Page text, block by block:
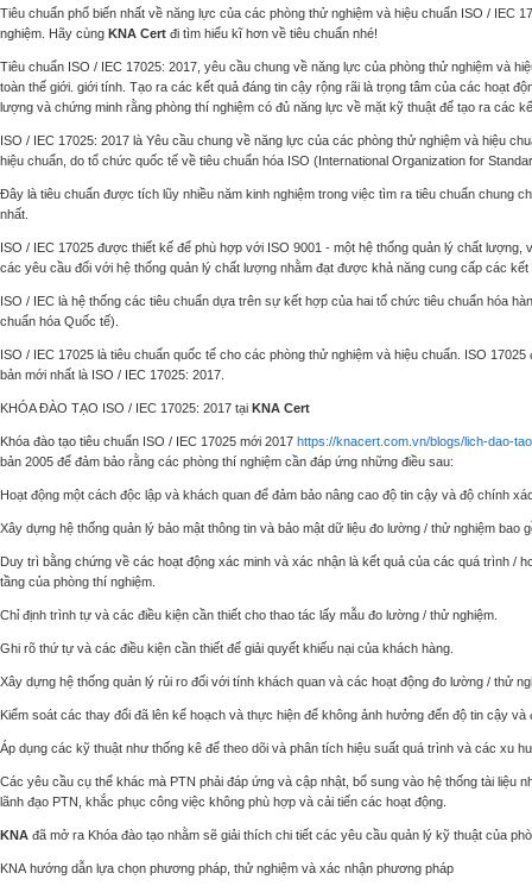
Tiêu chuẩn phổ biến nhất về năng lực của các phòng thử nghiệm và hiệu chuẩn ISO /
nghiệm. Hãy cùng KNA Cert đi tìm hiểu kĩ hơn về tiêu chuẩn nhé!
Tiêu chuẩn ISO / IEC 17025: 2017, yêu cầu chung về năng lực của phòng thử nghiệm và
toàn thế giới. giới tính. Tạo ra các kết quả đáng tin cậy rộng rãi là trọng tâm của các hoạt
lượng và chứng minh rằng phòng thí nghiệm có đủ năng lực về mặt kỹ thuật để tạo ra các
ISO / IEC 17025: 2017 là Yêu cầu chung về năng lực của các phòng thử nghiệm và hiệu
hiệu chuẩn, do tổ chức quốc tế về tiêu chuẩn hóa ISO (International Organization for
Đây là tiêu chuẩn được tích lũy nhiều năm kinh nghiệm trong việc tìm ra tiêu chuẩn chung
nhất.
ISO / IEC 17025 được thiết kế để phù hợp với ISO 9001 - một hệ thống quản lý chất
các yêu cầu đối với hệ thống quản lý chất lượng nhằm đạt được khả năng cung cấp các
ISO / IEC là hệ thống các tiêu chuẩn dựa trên sự kết hợp của hai tổ chức tiêu chuẩn hóa
chuẩn hóa Quốc tế).
ISO / IEC 17025 là tiêu chuẩn quốc tế cho các phòng thử nghiệm và hiệu chuẩn. ISO
bản mới nhất là ISO / IEC 17025: 2017.
KHÓA ĐÀO TẠO ISO / IEC 17025: 2017 tại KNA Cert
Khóa đào tạo tiêu chuẩn ISO / IEC 17025 mới 2017 https://knacert.com.vn/blogs/lich-dao-
bản 2005 để đảm bảo rằng các phòng thí nghiệm cần đáp ứng những điều sau:
Hoạt động một cách độc lập và khách quan để đảm bảo nâng cao độ tin cậy và độ chính
Xây dựng hệ thống quản lý bảo mật thông tin và bảo mật dữ liệu đo lường / thử nghiệm bao
Duy trì bằng chứng về các hoạt động xác minh và xác nhận là kết quả của các quá trình /
tầng của phòng thí nghiệm.
Chỉ định trình tự và các điều kiện cần thiết cho thao tác lấy mẫu đo lường / thử nghiệm.
Ghi rõ thứ tự và các điều kiện cần thiết để giải quyết khiếu nại của khách hàng.
Xây dựng hệ thống quản lý rủi ro đối với tính khách quan và các hoạt động đo lường / thử
Kiểm soát các thay đổi đã lên kế hoạch và thực hiện để không ảnh hưởng đến độ tin cậy
Áp dụng các kỹ thuật như thống kê để theo dõi và phân tích hiệu suất quá trình và các xu
Các yêu cầu cụ thể khác mà PTN phải đáp ứng và cập nhật, bổ sung vào hệ thống tài liệu
lãnh đạo PTN, khắc phục công việc không phù hợp và cải tiến các hoạt động.
KNA đã mở ra Khóa đào tạo nhằm sẽ giải thích chi tiết các yêu cầu quản lý kỹ thuật của
KNA hướng dẫn lựa chọn phương pháp, thử nghiệm và xác nhận phương pháp